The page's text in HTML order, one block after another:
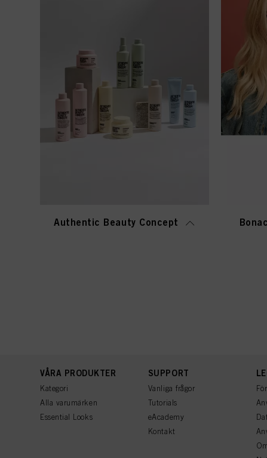
Authentic Beauty Concept
VÅRA PRODUKTER
Kategori
Alla varumärken
Essential Looks
SUPPORT
Vanliga frågor
Tutorials
eAcademy
Kontakt